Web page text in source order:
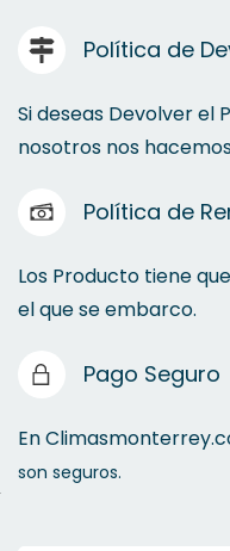
Política de
Si deseas Devolver el
nosotros nos
Política de
Los Producto tiene
el que se embarco.
Pago Seguro
En
son seguros.